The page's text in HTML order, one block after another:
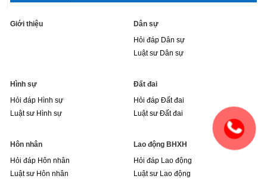
Giới thiệu
Dân sự
Hỏi đáp Dân sự
Luật sư Dân sự
Hình sự
Hỏi đáp Hình sự
Luật sư Hình sự
Đất đai
Hỏi đáp Đất đai
Luật sư Đất đai
Hôn nhân
Hỏi đáp Hôn nhân
Luật sư Hôn nhân
Lao động BHXH
Hỏi đáp Lao động
Luật sư Lao động